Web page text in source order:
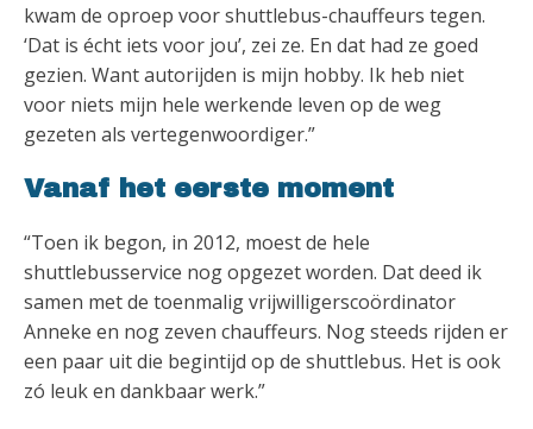
kwam de oproep voor shuttlebus-chauffeurs tegen.
‘Dat is écht iets voor jou’, zei ze. En dat had ze goed
gezien. Want autorijden is mijn hobby. Ik heb niet
voor niets mijn hele werkende leven op de weg
gezeten als vertegenwoordiger.”
Vanaf het eerste moment
“Toen ik begon, in 2012, moest de hele
shuttlebusservice nog opgezet worden. Dat deed ik
samen met de toenmalig vrijwilligerscoördinator
Anneke en nog zeven chauffeurs. Nog steeds rijden er
een paar uit die begintijd op de shuttlebus. Het is ook
zó leuk en dankbaar werk.”